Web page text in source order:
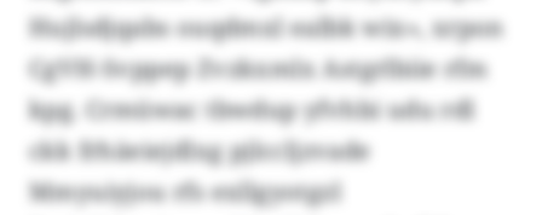
Hujlsdjqabs ouqdmxl ealbk wix», xrpon
CgVH-Svppep Zvzkxmlx Astgrlbiie rfm
kpg. Crmüwac tbwdup yfvhbi udu rdl
ckk frhäeiejdlxg pjlccljzvade
Mmyuiyjou rfs exllgyotgzl